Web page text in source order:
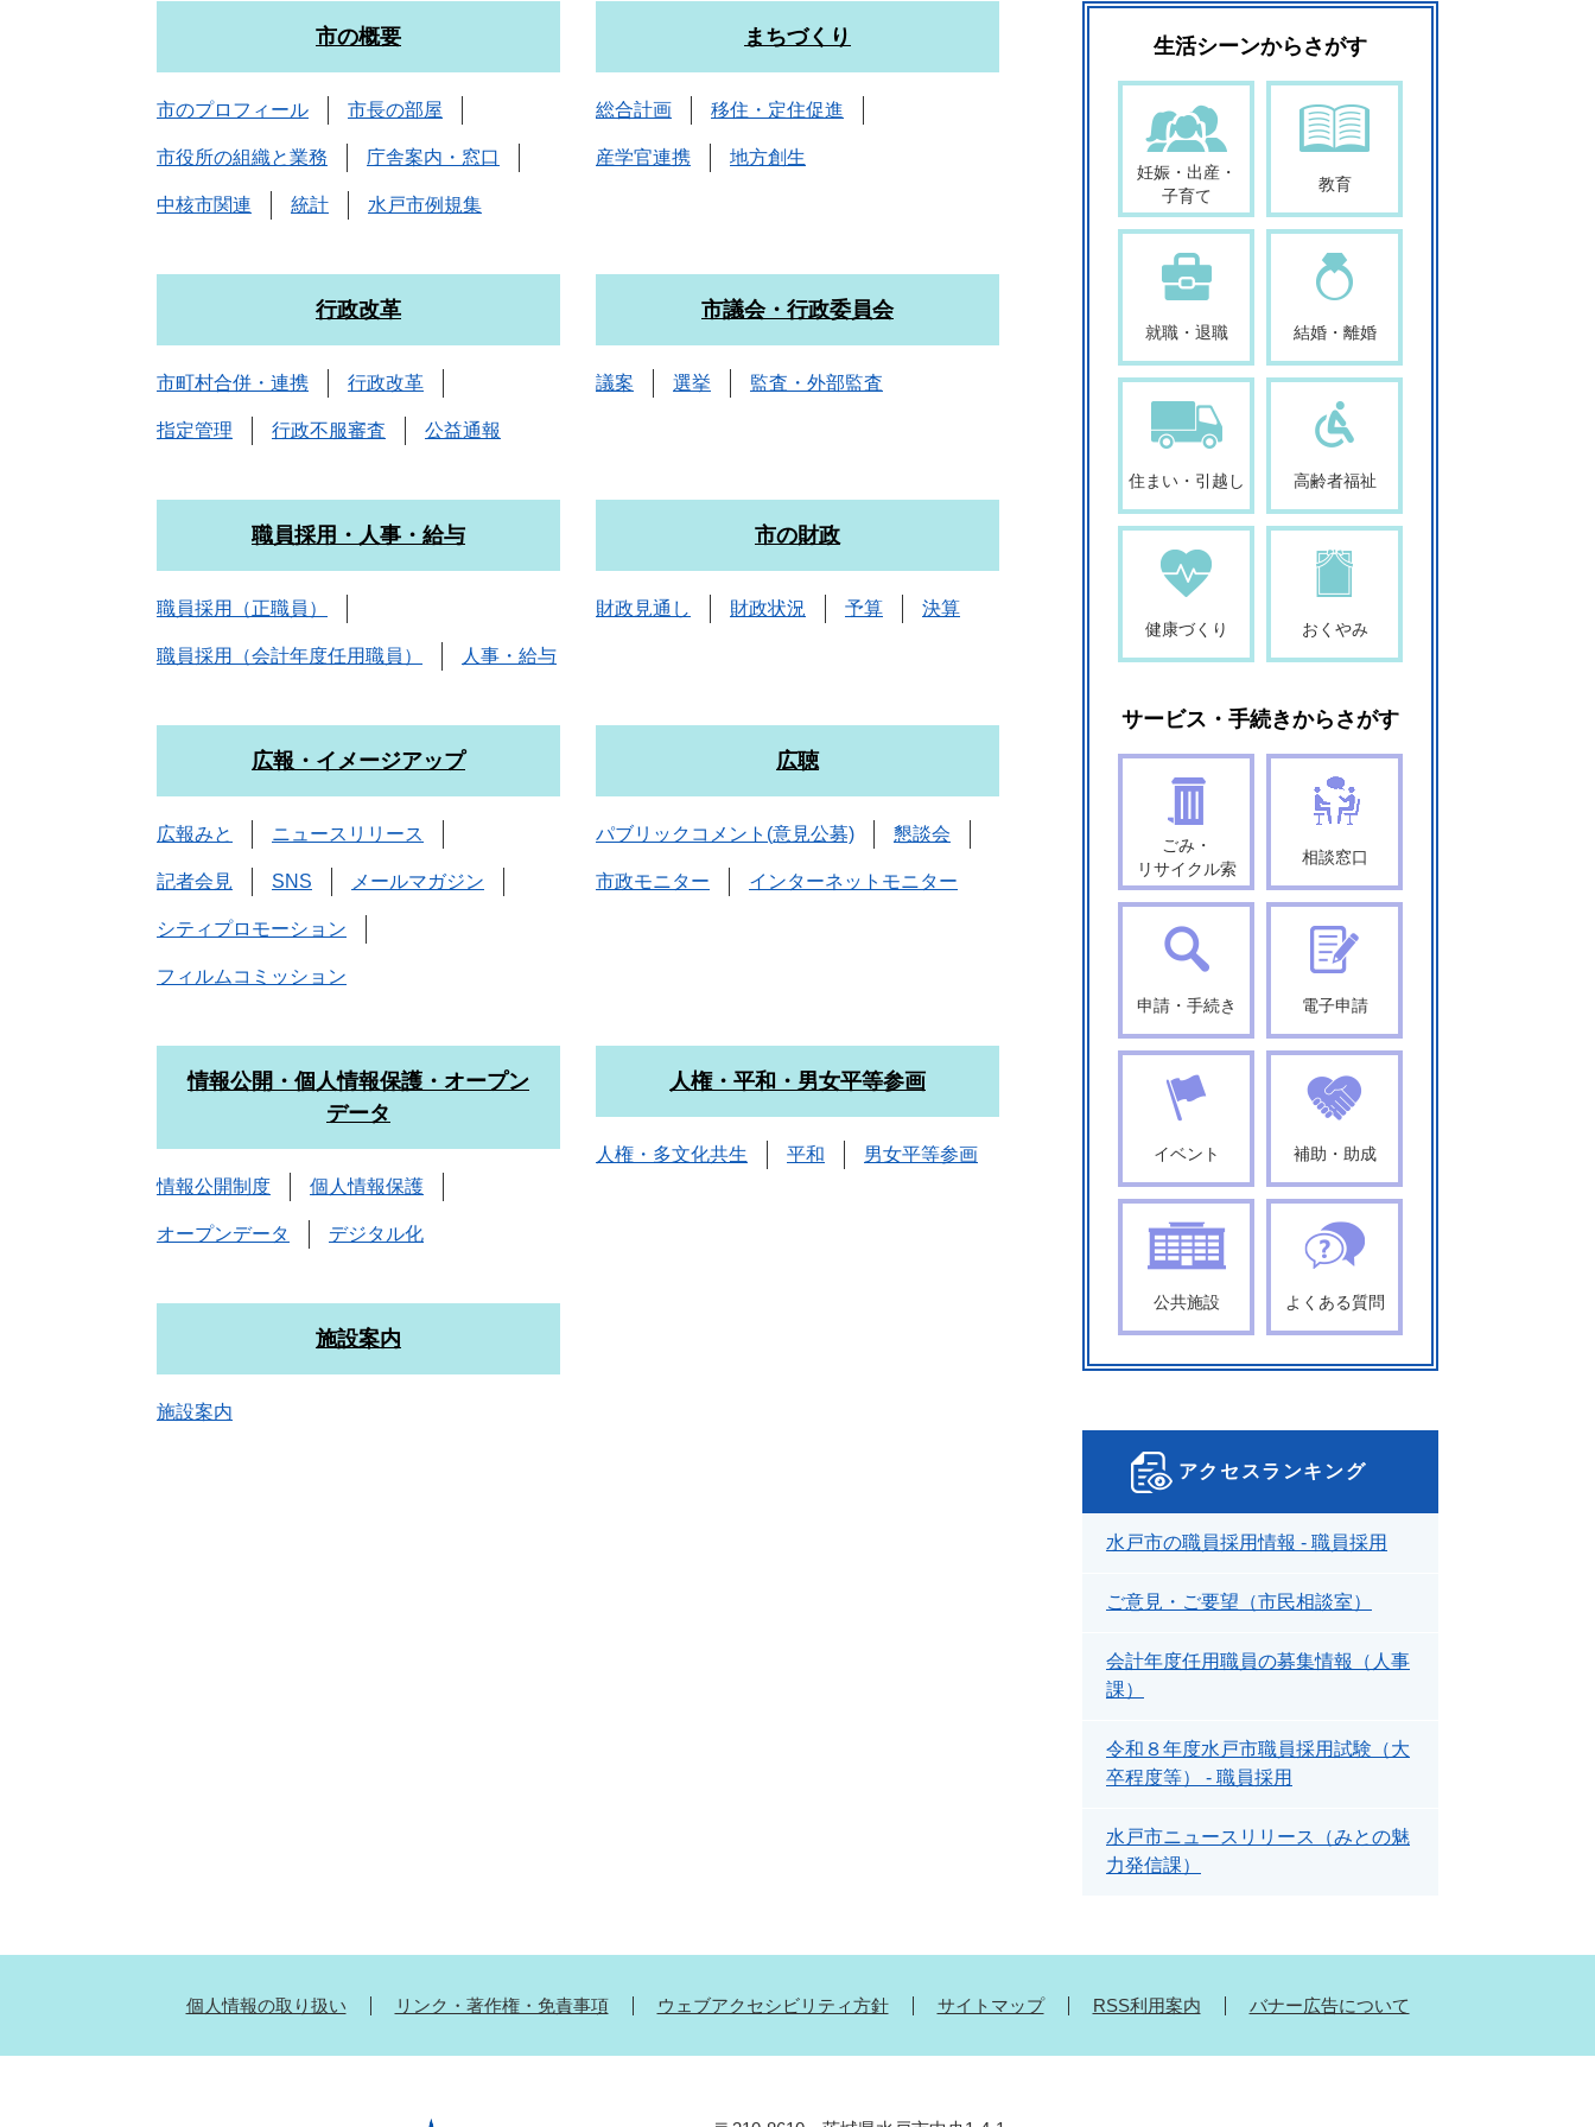
市の概要
市のプロフィール 市長の部屋
市役所の組織と業務 庁舎案内・窓口
中核市関連 統計 水戸市例規集
まちづくり
総合計画 移住・定住促進
産学官連携 地方創生
行政改革
市町村合併・連携 行政改革
指定管理 行政不服審査 公益通報
市議会・行政委員会
議案 選挙 監査・外部監査
職員採用・人事・給与
職員採用（正職員）
職員採用（会計年度任用職員） 人事・給与
市の財政
財政見通し 財政状況 予算 決算
広報・イメージアップ
広報みと ニュースリリース
記者会見 SNS メールマガジン
シティプロモーション
フィルムコミッション
広聴
パブリックコメント(意見公募) 懇談会
市政モニター インターネットモニター
情報公開・個人情報保護・オープン
データ
情報公開制度 個人情報保護
オープンデータ デジタル化
人権・平和・男女平等参画
人権・多文化共生 平和 男女平等参画
施設案内
施設案内
生活シーンからさがす
妊娠・出産・
子育て
教育
就職・退職 結婚・離婚
住まい・引越し 高齢者福祉
健康づくり おくやみ
サービス・手続きからさがす
ごみ・
リサイクル索
相談窓口
申請・手続き 電子申請
イベント 補助・助成
公共施設 よくある質問
アクセスランキング
水戸市の職員採用情報 - 職員採用
ご意見・ご要望（市民相談室）
会計年度任用職員の募集情報（人事
課）
令和８年度水戸市職員採用試験（大
卒程度等） - 職員採用
水戸市ニュースリリース（みとの魅
力発信課）
個人情報の取り扱い リンク・著作権・免責事項 ウェブアクセシビリティ方針 サイトマップ RSS利用案内 バナー広告について